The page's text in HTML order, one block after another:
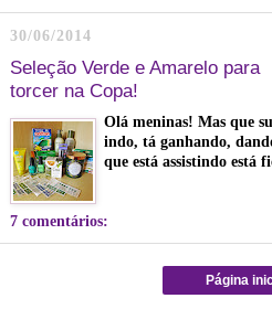
30/06/2014
Seleção Verde e Amarelo para
torcer na Copa!
Olá meninas! Mas que
indo, tá ganhando,
que está assistindo está
7 comentários:
Página